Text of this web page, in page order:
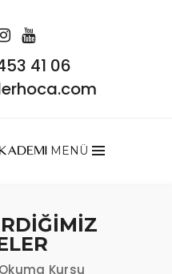
41 06
MENÜ
Kursu